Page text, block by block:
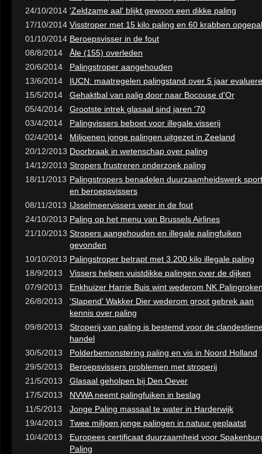
24/10/2014 'Zeldzame aal' blijkt gewoon een dikke paling
17/10/2014 Visstroper met 15 kilo paling en 60 krabben
01/10/2014 Beroepsvisser in de fout
08/8/2014
Åle (155) overleden
20/6/2014
Palingstroper aangehouden
13/6/2014
IUCN: maatregelen palingstand over 5 jaar
15/5/2014
Gehaktbal van palig door naar Bocouse d'Or
05/4/2014
Grootste intrek glasaal sind jaren '70
03/4/2014
Palingvissers beboet voor illegale visserij
02/4/2014
Miljoenen jonge palingen uitgezet in Zeeland
20/12/2013 Doorbraak in wetenschap over paling
14/12/2013 Stropers frustreren onderzoek paling
18/11/2013 Palingstropers benadelen duurzaamheidswerk
en beroepsvissers
08/11/2013 IJsselmeervissers weer in de fout
24/10/2013 Paling op het menu van Brussels Airlines
21/10/2013 Stropers aangehouden en illegale palingfuiken
gevonden
10/10/2013 Palingstroper betrapt met 3.200 kilo illegale paling
18/9/2013
Vissers helpen vuistdikke palingen over de dijken
07/9/2013
Enkhuizer Harrie Buis wint wederom NK
26/8/2013
'Slapend' Wakker Dier wederom groot gebrek aan
kennis over paling
09/8/2013
Stroperij van paling is bestemd voor de
handel
30/5/2013
Polderbemonstering paling en vis in Noord Holland
29/5/2013
Beroepsvissers problemen met stroperij
21/5/2013
Glasaal geholpen bij Den Oever
17/5/2013
NVWA neemt palingfuiken in beslag
11/5/2013
Jonge Paling massaal te water in Harderwijk
19/4/2013
Twee miljoen jonge palingen in natuur geplaatst
10/4/2013
Europees certificaat duurzaamheid voor
Paling